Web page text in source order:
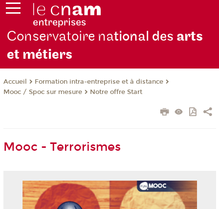
Conservatoire national des arts
et métiers
Accueil
Formation intra-entreprise et à distance
Mooc / Spoc sur mesure
Notre offre Start
Mooc - Terrorismes